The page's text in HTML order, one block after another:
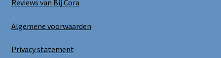
Reviews van Bij Cora
Algemene voorwaarden
Privacy statement